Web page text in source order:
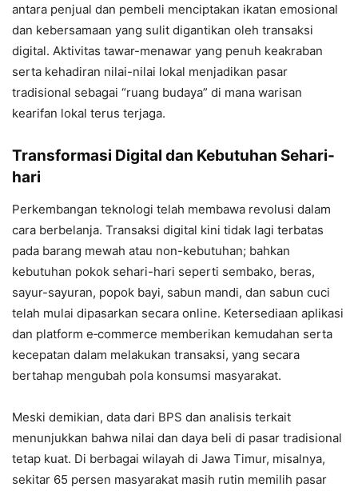
antara penjual dan pembeli menciptakan ikatan emosional
dan kebersamaan yang sulit digantikan oleh transaksi
digital. Aktivitas tawar-menawar yang penuh keakraban
serta kehadiran nilai-nilai lokal menjadikan pasar
tradisional sebagai “ruang budaya” di mana warisan
kearifan lokal terus terjaga.
Transformasi Digital dan Kebutuhan Sehari-
hari
Perkembangan teknologi telah membawa revolusi dalam
cara berbelanja. Transaksi digital kini tidak lagi terbatas
pada barang mewah atau non-kebutuhan; bahkan
kebutuhan pokok sehari-hari seperti sembako, beras,
sayur-sayuran, popok bayi, sabun mandi, dan sabun cuci
telah mulai dipasarkan secara online. Ketersediaan aplikasi
dan platform e‑commerce memberikan kemudahan serta
kecepatan dalam melakukan transaksi, yang secara
bertahap mengubah pola konsumsi masyarakat.
Meski demikian, data dari BPS dan analisis terkait
menunjukkan bahwa nilai dan daya beli di pasar tradisional
tetap kuat. Di berbagai wilayah di Jawa Timur, misalnya,
sekitar 65 persen masyarakat masih rutin memilih pasar